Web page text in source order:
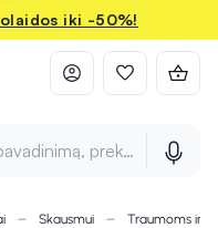
iki -50%!
prekės ženklą ir
Skausmui Traumoms ir